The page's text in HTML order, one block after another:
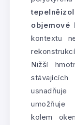
objemové
kontextu
Nižší
umožňuje
kolem